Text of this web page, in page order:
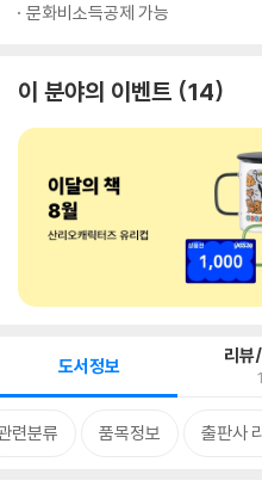
문화비소득공제 가능
이 분야의 이벤트 14
도서정보 리뷰
련분류 품목정보 출판사